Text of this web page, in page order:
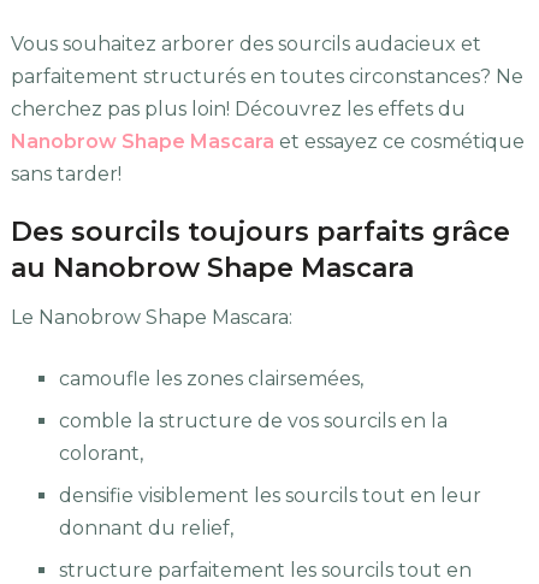
Vous souhaitez arborer des sourcils audacieux et
parfaitement structurés en toutes circonstances? Ne
cherchez pas plus loin! Découvrez les effets du
Nanobrow Shape Mascara et essayez ce cosmétique
sans tarder!
Des sourcils toujours parfaits grâce
au Nanobrow Shape Mascara
Le Nanobrow Shape Mascara:
camoufle les zones clairsemées,
comble la structure de vos sourcils en la
colorant,
densifie visiblement les sourcils tout en leur
donnant du relief,
structure parfaitement les sourcils tout en